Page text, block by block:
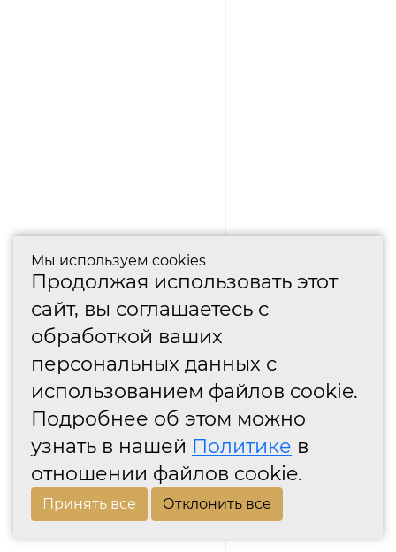
Мы используем cookies
Продолжая использовать этот
сайт, вы соглашаетесь с
обработкой ваших
персональных данных с
использованием файлов cookie.
Подробнее об этом можно
узнать в нашей Политике в
отношении файлов cookie.
Принять все Отклонить все